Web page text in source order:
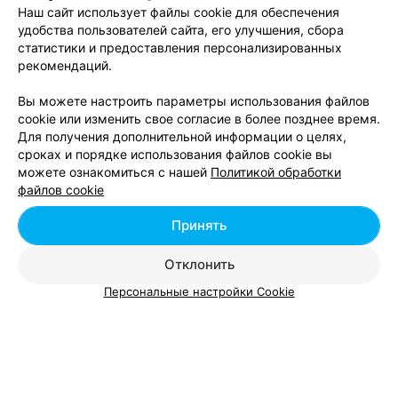
Минске
Автошколы в Сухарево в Минске
Добавить компанию
Добавить специалиста
Наш сайт использует файлы cookie для обеспечения
удобства пользователей сайта, его улучшения, сбора
статистики и предоставления персонализированных
рекомендаций.
Вы можете настроить параметры использования файлов
cookie или изменить свое согласие в более позднее время.
Для получения дополнительной информации о целях,
сроках и порядке использования файлов cookie вы
можете ознакомиться с нашей Политикой обработки
файлов cookie
Отклонить
Принять
Персональные настройки Cookie